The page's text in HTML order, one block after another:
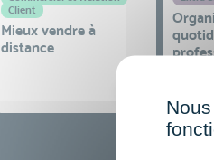
Client
Mieux vendre à
distance